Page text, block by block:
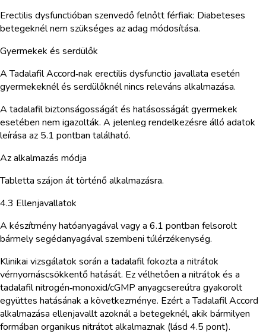
Erectilis dysfunctióban szenvedő felnőtt férfiak: Diabeteses
betegeknél nem szükséges az adag módosítása.
Gyermekek és serdülők
A Tadalafil Accord‑nak erectilis dysfunctio javallata esetén
gyermekeknél és serdülőknél nincs releváns alkalmazása.
A tadalafil biztonságosságát és hatásosságát gyermekek
esetében nem igazolták. A jelenleg rendelkezésre álló adatok
leírása az 5.1 pontban található.
Az alkalmazás módja
Tabletta szájon át történő alkalmazásra.
4.3 Ellenjavallatok
A készítmény hatóanyagával vagy a 6.1 pontban felsorolt
bármely segédanyagával szembeni túlérzékenység.
Klinikai vizsgálatok során a tadalafil fokozta a nitrátok
vérnyomáscsökkentő hatását. Ez vélhetően a nitrátok és a
tadalafil nitrogén‑monoxid/cGMP anyagcsereútra gyakorolt
együttes hatásának a következménye. Ezért a Tadalafil Accord
alkalmazása ellenjavallt azoknál a betegeknél, akik bármilyen
formában organikus nitrátot alkalmaznak (lásd 4.5 pont).